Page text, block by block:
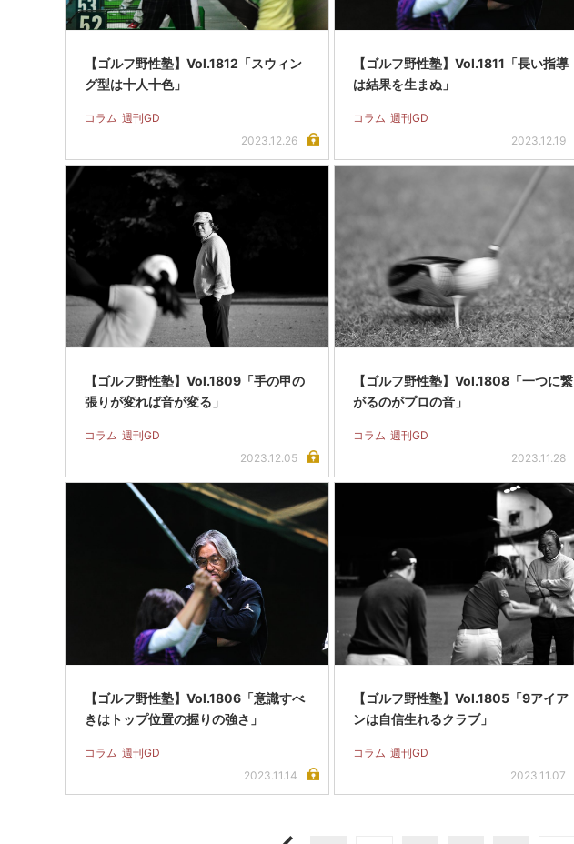
【ゴルフ野性塾】Vol.1812「スウィン
グ型は十人十色」
コラム 週刊GD
2023.12.26
【ゴルフ野性塾】Vol.1811「長い指導
は結果を生まぬ」
コラム 週刊GD
2023.12.19
【ゴルフ野性塾】Vol.1809「手の甲の
張りが変れば音が変る」
コラム 週刊GD
2023.12.05
【ゴルフ野性塾】Vol.1808「一つに繋
がるのがプロの音」
コラム 週刊GD
2023.11.28
【ゴルフ野性塾】Vol.1806「意識すべ
きはトップ位置の握りの強さ」
コラム 週刊GD
2023.11.14
【ゴルフ野性塾】Vol.1805「9アイア
ンは自信生れるクラブ」
コラム 週刊GD
2023.11.07